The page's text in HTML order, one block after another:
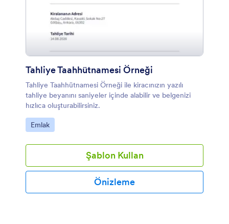
Tahliye Taahhütnamesi Örneği
Tahliye Taahhütnamesi Örneği ile kiracınızın yazılı
tahliye beyanını saniyeler içinde alabilir ve belgenizi
hızlıca oluşturabilirsiniz.
Kategoriye git:
Emlak
Şablon Kullan
Önizleme